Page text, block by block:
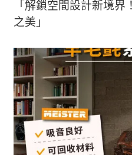
「解鎖空間設計新境界
之美」